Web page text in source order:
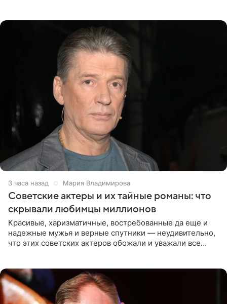
3 часа назад Мария Владимирова
Советские актеры и их тайные романы: что
скрывали любимцы миллионов
Красивые, харизматичные, востребованные да еще и
надежные мужья и верные спутники — неудивительно,
что этих советских актеров обожали и уважали все